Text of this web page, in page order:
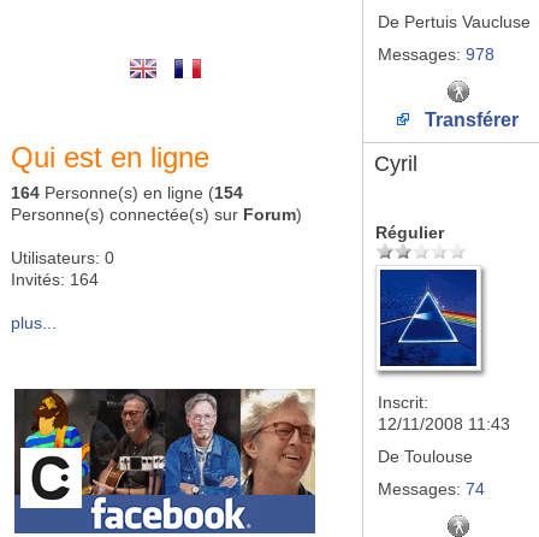
Qui est en ligne
164 Personne(s) en ligne (154
Personne(s) connectée(s) sur Forum)
Utilisateurs: 0
Invités: 164
plus...
De Pertuis Vaucluse
Messages: 978
Transférer
Cyril
Régulier
Inscrit:
12/11/2008 11:43
De Toulouse
Messages: 74